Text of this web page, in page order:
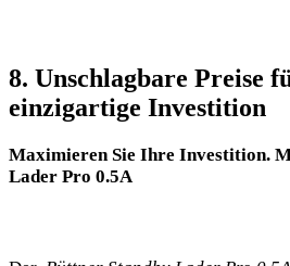
8.⁣ Unschlagbare Preise
einzigartige Investition
Maximieren Sie Ihre Investition.
Lader ‌Pro 0.5A